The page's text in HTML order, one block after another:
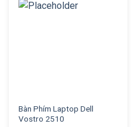
Bàn Phím Laptop Dell
Vostro 2510